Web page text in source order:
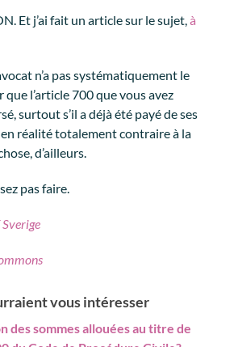
Et j’ai fait un article sur le sujet,à
n’a pas systématiquement le
l’article 700 que vous avez
surtout s’il a déjà été payé de ses
en réalité totalement contraire à la
d’ailleurs.
pas faire.
vous intéresser
des sommes allouées au titre de